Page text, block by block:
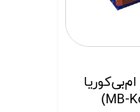
لنت ترمز عقب پژو 2008 ام‌بی‌کوریا